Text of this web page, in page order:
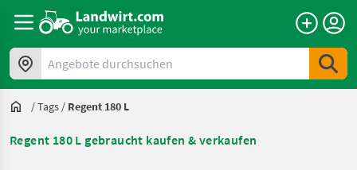
Angebote durchsuchen
/Tags / Regent 180 L
Regent 180 L gebraucht kaufen & verkaufen